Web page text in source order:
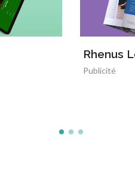
Rhenus
Publicité